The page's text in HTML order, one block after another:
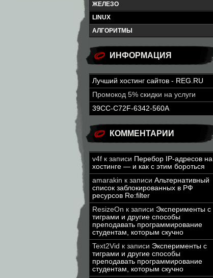
ЖЕЛЕЗО
LINUX
АЛГОРИТМЫ
ИНФОРМАЦИЯ
Лучший хостинг сайтов - REG.RU
Промокод 5% скидки на услуги
39CC-C72F-6342-560A
КОММЕНТАРИИ
v4f к записи Перебор IP-адресов на
хостинге — и как с этим бороться
amarakin к записи Альтернативный
список заблокированных в РФ
ресурсов Re:filter
ResizeOn к записи Эксперименты с
тиграми и другие способы
преподавать программирование
студентам, которым скучно
Text2Vid к записи Эксперименты с
тиграми и другие способы
преподавать программирование
студентам, которым скучно